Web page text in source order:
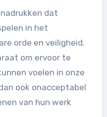
dat
in het
orde en veiligheid.
om ervoor te
voelen in onze
ook onacceptabel
van hun werk